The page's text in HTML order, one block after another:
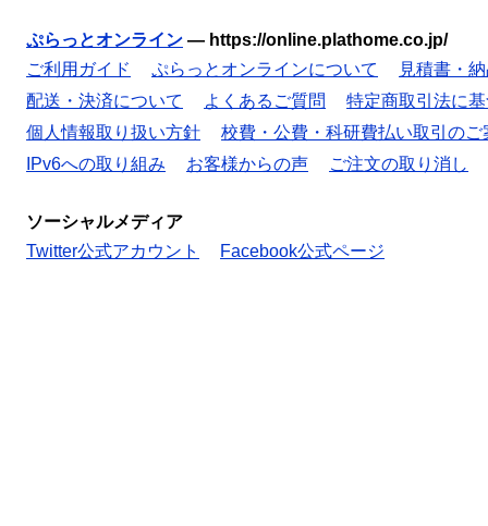
ぷらっとオンライン — https://online.plathome.co.jp/
ご利用ガイド
ぷらっとオンラインについて
見積書・
配送・決済について
よくあるご質問
特定商取引法に
個人情報取り扱い方針
校費・公費・科研費払い取引のご
IPv6への取り組み
お客様からの声 ご注文の取り消し
ソーシャルメディア
Twitter公式アカウント
Facebook公式ページ